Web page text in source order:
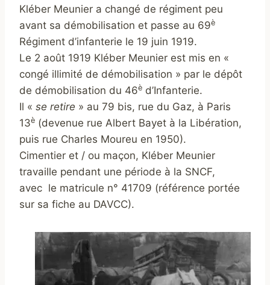
Kléber Meunier a changé de régiment peu
avant sa démobilisation et passe au 69è
Régiment d’infanterie le 19 juin 1919.
Le 2 août 1919 Kléber Meunier est mis en «
congé illimité de démobilisation » par le dépôt
de démobilisation du 46è d’Infanterie.
Il « se retire » au 79 bis, rue du Gaz, à Paris
13è (devenue rue Albert Bayet à la Libération,
puis rue Charles Moureu en 1950).
Cimentier et / ou maçon, Kléber Meunier
travaille pendant une période à la SNCF,
avec le matricule n° 41709 (référence portée
sur sa fiche au DAVCC).